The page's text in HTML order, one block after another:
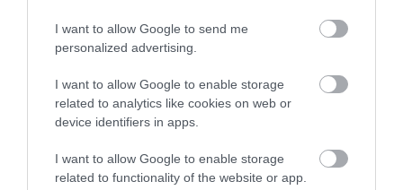
I want to allow Google to send me
personalized advertising.
I want to allow Google to enable storage
related to analytics like cookies on web or
device identifiers in apps.
I want to allow Google to enable storage
related to functionality of the website or app.